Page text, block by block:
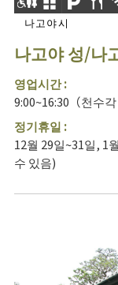
나고야시
나고야 성/나
영업시간 :
9:00~16:30（천수각
정기휴일 :
12월 29일~31일, 1
수 있음)